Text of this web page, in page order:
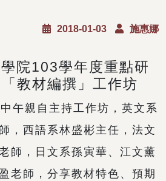
2018-01-03 施惠娜
院103學年度重點研
教材編撰」工作坊
午親自主持工作坊，英文系
，西語系林盛彬主任，法文
師，日文系孫寅華、江文薰
老師，分享教材特色、預期